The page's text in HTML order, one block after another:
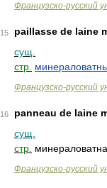
Французско-русский
15
paillasse de laine
сущ.
стр.
Французско-русский
16
panneau de laine
сущ.
стр.
Французско-русский